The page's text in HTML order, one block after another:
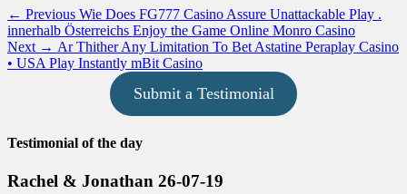
Post
navigation
← Previous Previous
post:
Wie Does FG777 Casino Assure Unattackable Play .
innerhalb Österreichs Enjoy the Game Online Monro Casino
Next → Next
post:
Ar Thither Any Limitation To Bet Astatine Peraplay Casino
• USA Play Instantly mBit Casino
Submit a Testimonial
Testimonial of the day
Rachel & Jonathan 26-07-19